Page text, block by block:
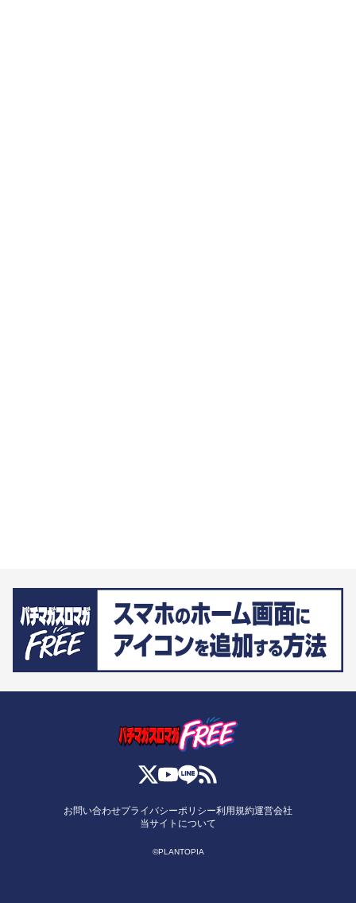
お問い合わせプライバシーポリシー利用規約運営会社
当サイトについて
©PLANTOPIA